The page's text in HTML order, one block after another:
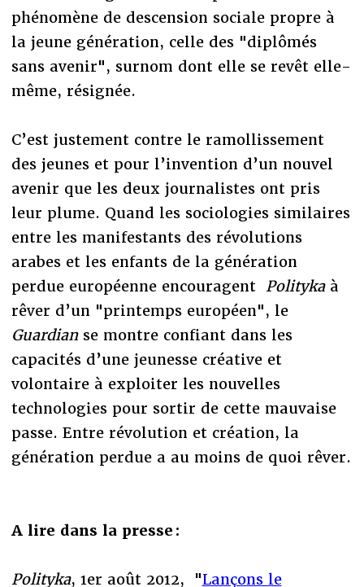
phénomène de descension sociale propre à
la jeune génération, celle des "diplômés
sans avenir", surnom dont elle se revêt elle-
même, résignée.
C’est justement contre le ramollissement
des jeunes et pour l’invention d’un nouvel
avenir que les deux journalistes ont pris
leur plume. Quand les sociologies similaires
entre les manifestants des révolutions
arabes et les enfants de la génération
perdue européenne encouragent
Polityka à
rêver d’un "printemps européen", le
Guardian se montre confiant dans les
capacités d’une jeunesse créative et
volontaire à exploiter les nouvelles
technologies pour sortir de cette mauvaise
passe. Entre révolution et création, la
génération perdue a au moins de quoi rêver.
A lire dans la presse :
Polityka, 1er août 2012, "Lançons le